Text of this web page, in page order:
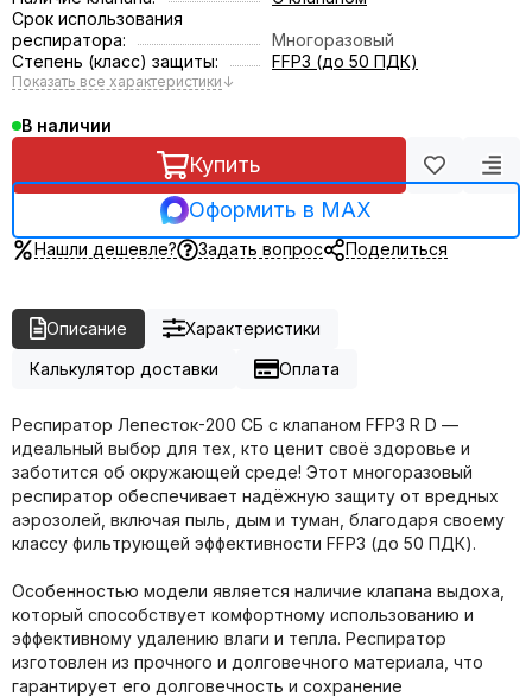
Срок использования
респиратора:
Многоразовый
Степень (класс) защиты:
FFP3 (до 50 ПДК)
Показать все характеристики ↓
В наличии
Купить
Оформить в MAX
Нашли дешевле? Задать вопрос Поделиться
Описание
Характеристики
Калькулятор доставки
Оплата
Респиратор Лепесток-200 СБ с клапаном FFP3 R D —
идеальный выбор для тех, кто ценит своё здоровье и
заботится об окружающей среде! Этот многоразовый
респиратор обеспечивает надёжную защиту от вредных
аэрозолей, включая пыль, дым и туман, благодаря своему
классу фильтрующей эффективности FFP3 (до 50 ПДК).
Особенностью модели является наличие клапана выдоха,
который способствует комфортному использованию и
эффективному удалению влаги и тепла. Респиратор
изготовлен из прочного и долговечного материала, что
гарантирует его долговечность и сохранение